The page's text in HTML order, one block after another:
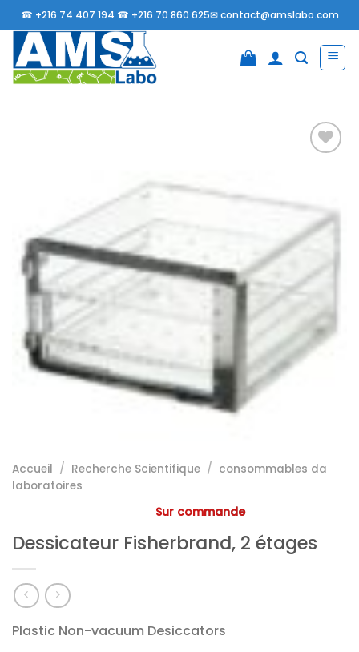
Passer
au
contenu
☎ +216 74 407 194 ☎ +216 70 860 625✉contact@amslabo.com
à la
liste
d’envies
Accueil / Recherche Scientifique / consommables da
laboratoires
Sur commande
Dessicateur Fisherbrand, 2 étages
Plastic Non-vacuum Desiccators